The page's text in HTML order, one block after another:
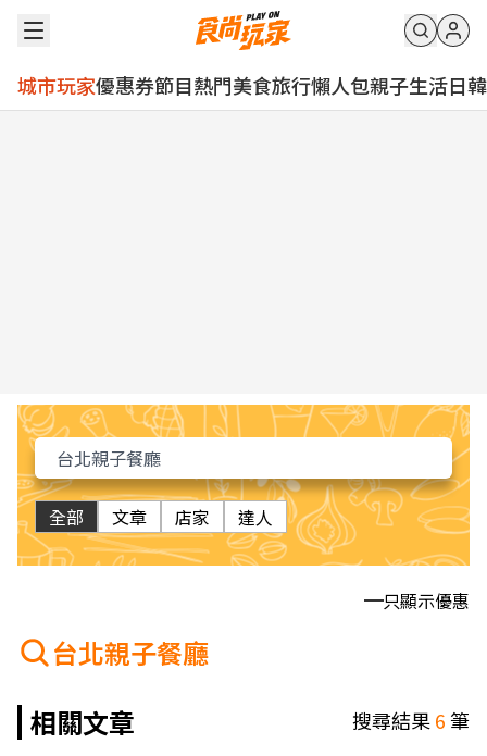
城市玩家優惠券節目熱門美食旅行懶人包親子生活日韓
全部 文章 店家 達人
只顯示優惠
台北親子餐廳
相關文章
搜尋結果6筆